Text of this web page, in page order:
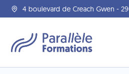
4 boulevard de Creach Gwen -